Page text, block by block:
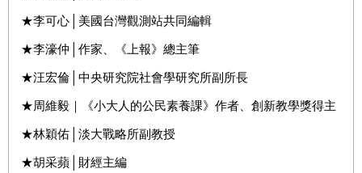
★李可心│美國台灣觀測站共同編輯
★李濠仲│作家、《上報》總主筆
★汪宏倫│中央研究院社會學研究所副所長
★周維毅｜《小大人的公民素養課》作者、創新教學獎得主
★林穎佑│淡大戰略所副教授
★胡采蘋│財經主編